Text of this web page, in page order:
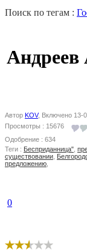
Поиск по тегам :
Андреев
Автор KOV, Включено 13-
Просмотры : 15676
Одобрение : 634
Теги : Бесприданница"
существовании
предложению
0